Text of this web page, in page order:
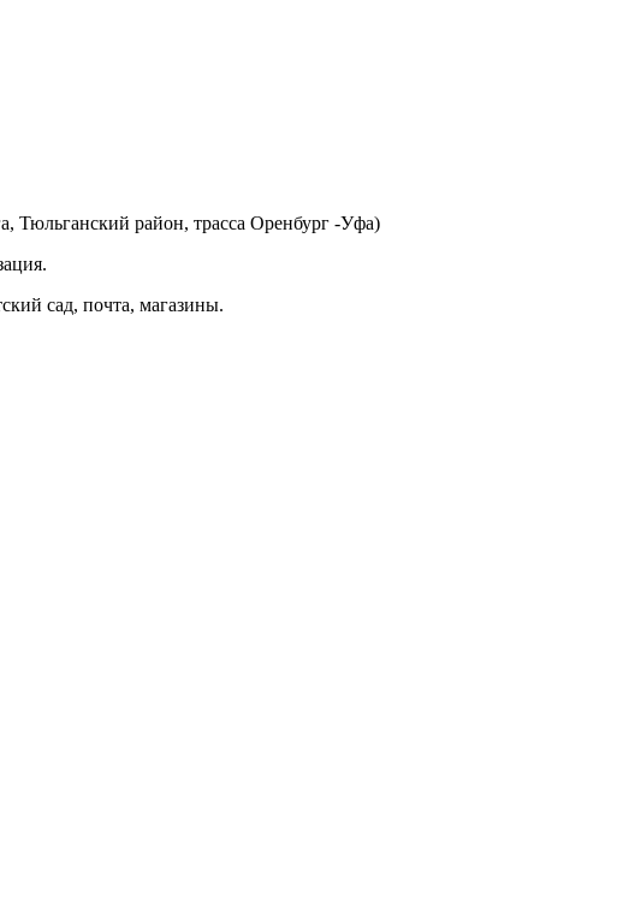
Тюльганский район, трасса Оренбург -Уфа)
сад, почта, магазины.